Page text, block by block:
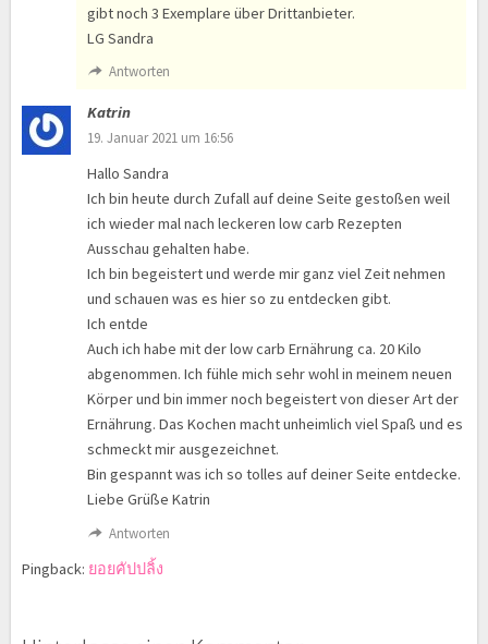
gibt noch 3 Exemplare über Drittanbieter.
LG Sandra
Antworten
Katrin
19. Januar 2021 um 16:56
Hallo Sandra
Ich bin heute durch Zufall auf deine Seite gestoßen weil
ich wieder mal nach leckeren low carb Rezepten
Ausschau gehalten habe.
Ich bin begeistert und werde mir ganz viel Zeit nehmen
und schauen was es hier so zu entdecken gibt.
Ich entde
Auch ich habe mit der low carb Ernährung ca. 20 Kilo
abgenommen. Ich fühle mich sehr wohl in meinem neuen
Körper und bin immer noch begeistert von dieser Art der
Ernährung. Das Kochen macht unheimlich viel Spaß und es
schmeckt mir ausgezeichnet.
Bin gespannt was ich so tolles auf deiner Seite entdecke.
Liebe Grüße Katrin
Antworten
Pingback: ยอยคัปปลิ้ง